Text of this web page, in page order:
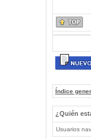
Índice
¿Quién
Usuarios